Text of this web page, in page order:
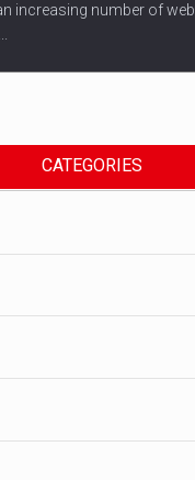
increasing number of
CATEGORIES